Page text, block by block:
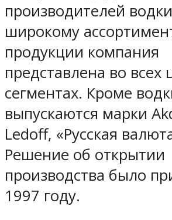
производителей
широкому
продукции компания
представлена во всех
сегментах. Кроме
выпускаются марки
Ledoff, «Русская
Решение об открытии
производства было
1997 году.